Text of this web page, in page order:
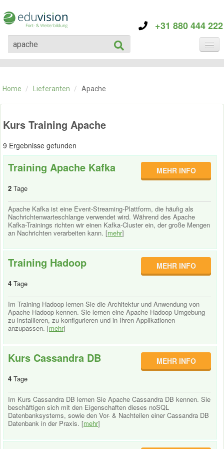
+31 880 444 222
KATEGORIE
KONTAKT
Home / Lieferanten / Apache
Kurs Training Apache
9 Ergebnisse gefunden
Training Apache Kafka
2 Tage
MEHR INFO
Apache Kafka ist eine Event-Streaming-Plattform, die häufig als
Nachrichtenwarteschlange verwendet wird. Während des Apache
Kafka-Trainings richten wir einen Kafka-Cluster ein, der große Mengen
an Nachrichten verarbeiten kann. [mehr]
Training Hadoop
4 Tage
MEHR INFO
Im Training Hadoop lernen Sie die Architektur und Anwendung von
Apache Hadoop kennen. Sie lernen eine Apache Hadoop Umgebung
zu installieren, zu konfigurieren und in Ihren Applikationen
anzupassen. [mehr]
Kurs Cassandra DB
4 Tage
MEHR INFO
Im Kurs Cassandra DB lernen Sie Apache Cassandra DB kennen. Sie
beschäftigen sich mit den Eigenschaften dieses noSQL
Datenbanksystems, sowie den Vor- & Nachteilen einer Cassandra DB
Datenbank in der Praxis. [mehr]